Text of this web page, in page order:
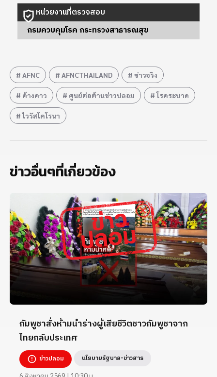
หน่วยงานที่ตรวจสอบ
กรมควบคุมโรค กระทรวงสาธารณสุข
AFNC AFNCTHAILAND ข่าวจริง
ค้างคาว ศูนย์ต่อต้านข่าวปลอม โรคระบาด
ไวรัสโคโรนา
ข่าวอื่นๆที่เกี่ยวข้อง
กัมพูชาสั่งห้ามนำร่างผู้เสียชีวิตชาวกัมพูชาจาก
ไทยกลับประเทศ
ข่าวปลอม นโยบายรัฐบาล-ข่าวสาร